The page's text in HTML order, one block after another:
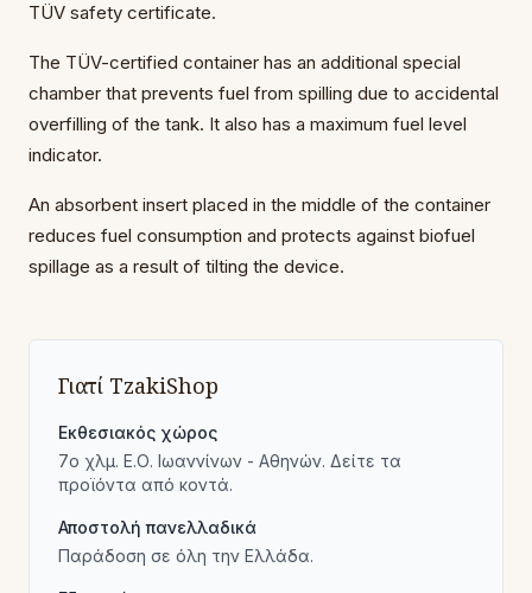
TÜV safety certificate.
The TÜV-certified container has an additional special
chamber that prevents fuel from spilling due to accidental
overfilling of the tank. It also has a maximum fuel level
indicator.
An absorbent insert placed in the middle of the container
reduces fuel consumption and protects against biofuel
spillage as a result of tilting the device.
Γιατί TzakiShop
Εκθεσιακός χώρος
7ο χλμ. Ε.Ο. Ιωαννίνων - Αθηνών. Δείτε τα
προϊόντα από κοντά.
Αποστολή πανελλαδικά
Παράδοση σε όλη την Ελλάδα.